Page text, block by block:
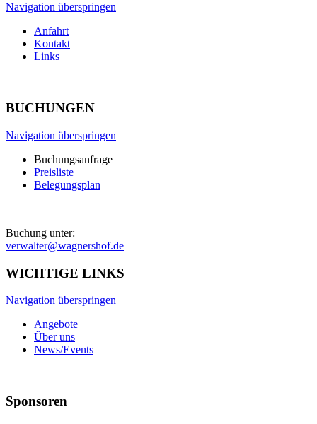
Navigation überspringen
Anfahrt
Kontakt
Links
BUCHUNGEN
Navigation überspringen
Buchungsanfrage
Preisliste
Belegungsplan
Buchung unter:
verwalter@wagnershof.de
WICHTIGE LINKS
Navigation überspringen
Angebote
Über uns
News/Events
Sponsoren